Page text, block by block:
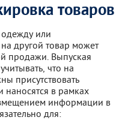
товаров
или
другой товар может
продажи. Выпуская
что на
присутствовать
в рамках
информации в
для: